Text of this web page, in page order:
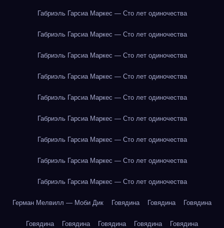
Габриэль Гарсиа Маркес — Сто лет одиночества
Габриэль Гарсиа Маркес — Сто лет одиночества
Габриэль Гарсиа Маркес — Сто лет одиночества
Габриэль Гарсиа Маркес — Сто лет одиночества
Габриэль Гарсиа Маркес — Сто лет одиночества
Габриэль Гарсиа Маркес — Сто лет одиночества
Габриэль Гарсиа Маркес — Сто лет одиночества
Габриэль Гарсиа Маркес — Сто лет одиночества
Габриэль Гарсиа Маркес — Сто лет одиночества
Герман Мелвилл — Моби Дик Говядина Говядина Говядина
Говядина Говядина Говядина Говядина Говядина